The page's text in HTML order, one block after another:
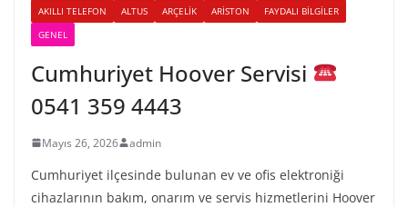
AKILLI TELEFON ALTUS ARÇELIK ARISTON
FAYDALI BILGILER
GENEL
Cumhuriyet Hoover Servisi
0541 359 4443
Mayıs 26, 2026 admin
Cumhuriyet ilçesinde bulunan ev ve ofis elektroniği
cihazlarının bakım, onarım ve servis hizmetlerini Hoover